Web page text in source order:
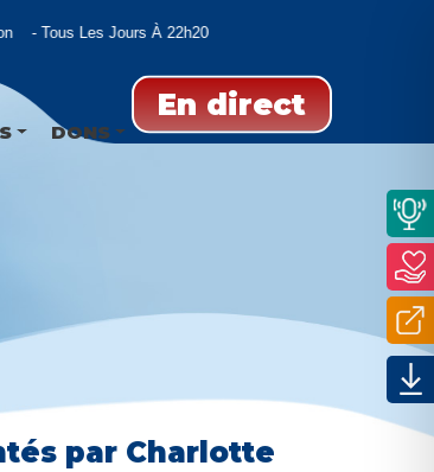
Tous Les Jours À 22h20
En direct
DONS
par Charlotte